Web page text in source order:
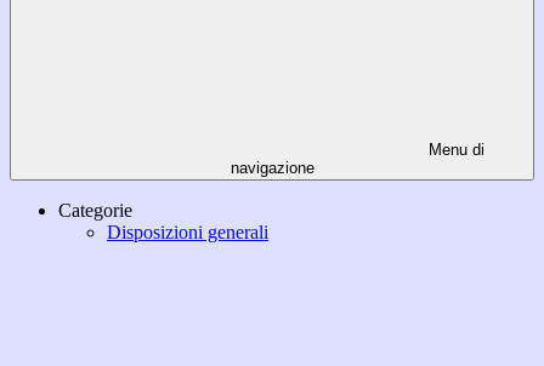
Menu di
navigazione
Categorie
Disposizioni generali